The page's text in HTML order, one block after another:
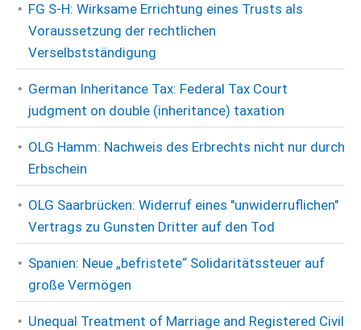
FG S-H: Wirksame Errichtung eines Trusts als
Voraussetzung der rechtlichen
Verselbstständigung
German Inheritance Tax: Federal Tax Court
judgment on double (inheritance) taxation
OLG Hamm: Nachweis des Erbrechts nicht nur durch
Erbschein
OLG Saarbrücken: Widerruf eines "unwiderruflichen"
Vertrags zu Gunsten Dritter auf den Tod
Spanien: Neue „befristete“ Solidaritätssteuer auf
große Vermögen
Unequal Treatment of Marriage and Registered Civil